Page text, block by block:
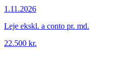
1.11.2026
Leje ekskl. a conto pr. md.
22.500 kr.